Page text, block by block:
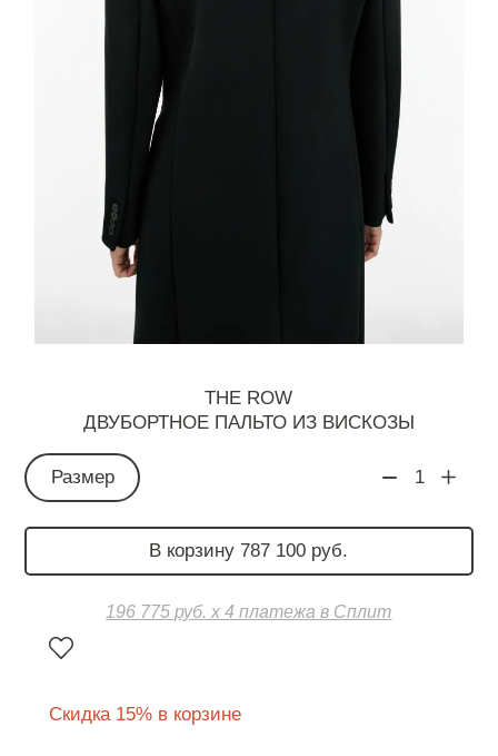
THE ROW
ДВУБОРТНОЕ ПАЛЬТО ИЗ ВИСКОЗЫ
Размер 1
В корзину 787 100 руб.
196 775 руб. х 4 платежа в Сплит
Скидка 15% в корзине